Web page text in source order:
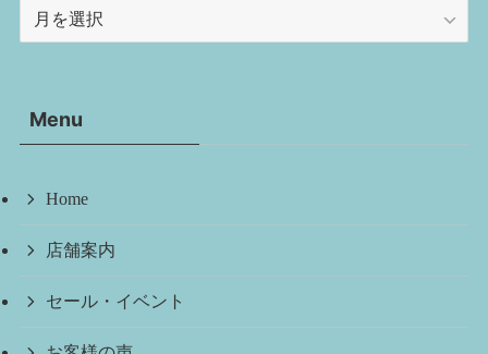
ブMenu
Home
店舗案内
セール・イベント